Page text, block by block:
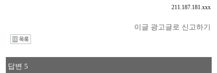
211.187.181.xxx
이글 광고글로 신고하기
답변 5